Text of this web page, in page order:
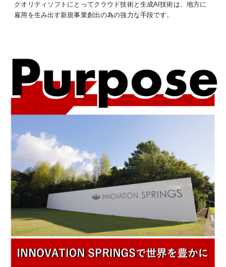
クオリティソフトにとってクラウド技術と生成AI技術は、地方に
雇用を生み出す新規事業創出の為の強力な手段です。